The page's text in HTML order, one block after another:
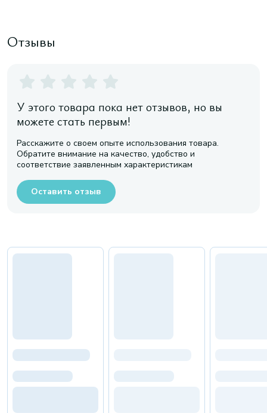
Отзывы
У этого товара пока нет отзывов, но вы
можете стать первым!
Расскажите о своем опыте использования товара.
Обратите внимание на качество, удобство и
соответствие заявленным характеристикам
Оставить отзыв